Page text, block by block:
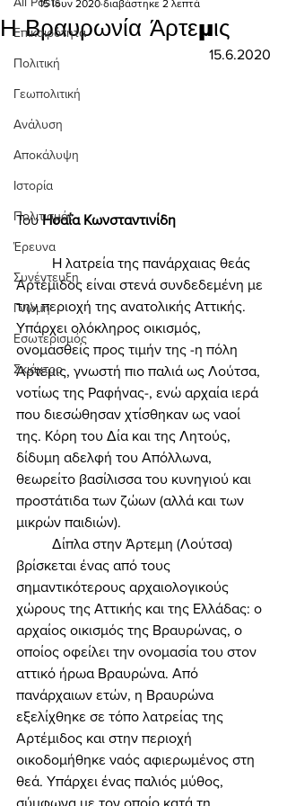
Επικαιρότητα
Πολιτική
Γεωπολιτική
Ανάλυση
Αποκάλυψη
Ιστορία
Πολιτισμός
Έρευνα
Συνέντευξη
Γνώμη
Εσωτερισμός
Σκιάχτρο
Η Βραυρωνία Άρτεμις
15 Ιουν 2020 διαβάστηκε 2 λεπτά
15.6.2020
Του Ησαΐα Κωνσταντινίδη
Αρτέμιδος είναι στενά συνδεδεμένη με
την περιοχή της ανατολικής Αττικής.
Υπάρχει ολόκληρος οικισμός,
ονομασθείς προς τιμήν της -η πόλη
Άρτεμις, γνωστή πιο παλιά ως Λούτσα,
νοτίως της Ραφήνας-, ενώ αρχαία ιερά
που διεσώθησαν χτίσθηκαν ως ναοί
της. Κόρη του Δία και της Λητούς,
δίδυμη αδελφή του Απόλλωνα,
θεωρείτο βασίλισσα του κυνηγιού και
προστάτιδα των ζώων (αλλά και των
μικρών παιδιών).
βρίσκεται ένας από τους
σημαντικότερους αρχαιολογικούς
χώρους της Αττικής και της Ελλάδας: ο
αρχαίος οικισμός της Βραυρώνας, ο
οποίος οφείλει την ονομασία του στον
αττικό ήρωα Βραυρώνα. Από
πανάρχαιων ετών, η Βραυρώνα
εξελίχθηκε σε τόπο λατρείας της
Αρτέμιδος και στην περιοχή
οικοδομήθηκε ναός αφιερωμένος στη
θεά. Υπάρχει ένας παλιός μύθος,
σύμφωνα με τον οποίο κατά τη